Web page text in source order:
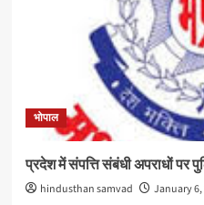
भोपाल
प्रदेश में संपत्ति संबंधी अपराधों पर
hindusthan samvad January 6,